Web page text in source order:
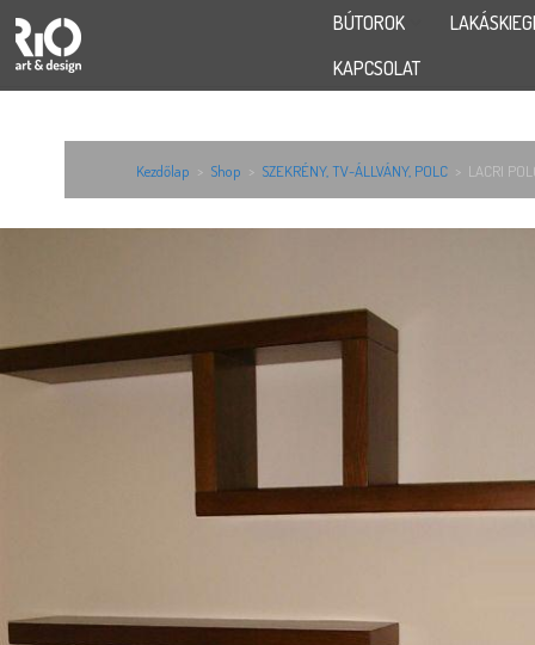
BÚTOROK
KAPCSOLAT
Kezdőlap > Shop > SZEKRÉNY, TV-ÁLLVÁNY, POLC > LACRI